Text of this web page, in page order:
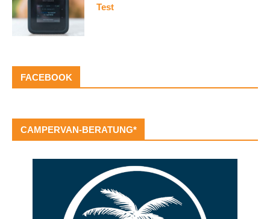
Test
FACEBOOK
CAMPERVAN-BERATUNG*